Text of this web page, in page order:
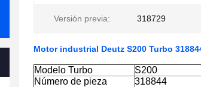
Versión previa: 318729
Motor industrial Deutz S200 Turbo
Modelo Turbo
S200
Número de pieza
318844